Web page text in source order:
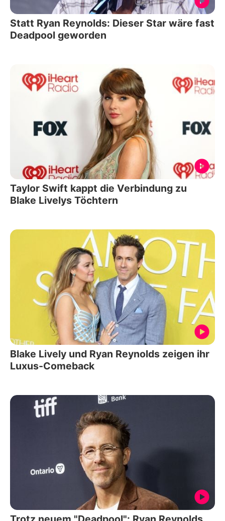
Statt Ryan Reynolds: Dieser Star wäre fast
Deadpool geworden
Taylor Swift kappt die Verbindung zu
Blake Livelys Töchtern
Blake Lively und Ryan Reynolds zeigen ihr
Luxus-Comeback